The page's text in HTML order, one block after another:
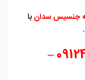
جنسیس سدانبا
.
09124751330 –